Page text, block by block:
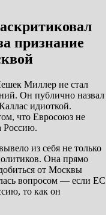
признание
Миллер не стал
Он публично назвал
идиоткой.
что Евросоюз не
Россию.
из себя не только
Она прямо
от Москвы
вопросом — если ЕС
то как он